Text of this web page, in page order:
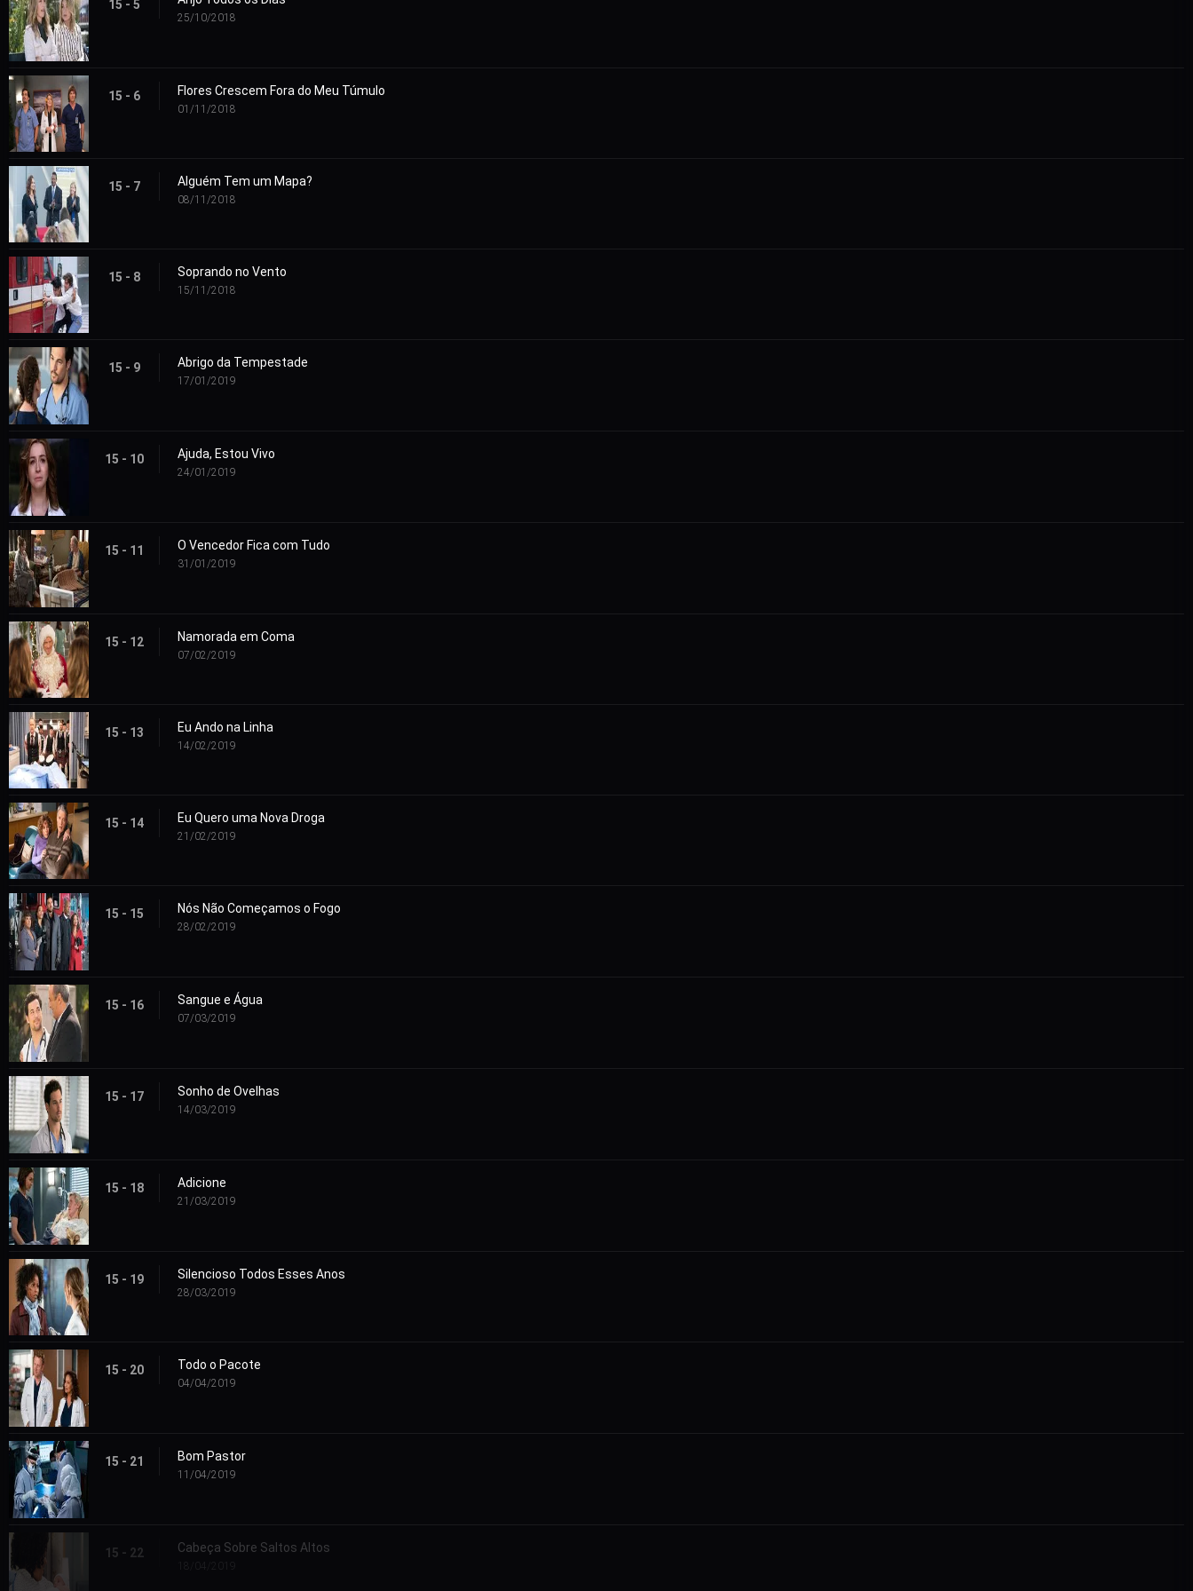
15 - 5
25/10/2018
15 - 6 Flores Crescem Fora do Meu Túmulo
01/11/2018
15 - 7 Alguém Tem um Mapa?
08/11/2018
15 - 8 Soprando no Vento
15/11/2018
15 - 9 Abrigo da Tempestade
17/01/2019
15 - 10 Ajuda, Estou Vivo
24/01/2019
15 - 11 O Vencedor Fica com Tudo
31/01/2019
15 - 12 Namorada em Coma
07/02/2019
15 - 13 Eu Ando na Linha
14/02/2019
15 - 14 Eu Quero uma Nova Droga
21/02/2019
15 - 15 Nós Não Começamos o Fogo
28/02/2019
15 - 16 Sangue e Água
07/03/2019
15 - 17 Sonho de Ovelhas
14/03/2019
15 - 18 Adicione
21/03/2019
15 - 19 Silencioso Todos Esses Anos
28/03/2019
15 - 20 Todo o Pacote
04/04/2019
15 - 21 Bom Pastor
11/04/2019
15 - 22 Cabeça Sobre Saltos Altos